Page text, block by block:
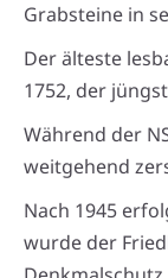
Grabsteine in
Der älteste
1752, der
Während der
weitgehend
Nach 1945
wurde der